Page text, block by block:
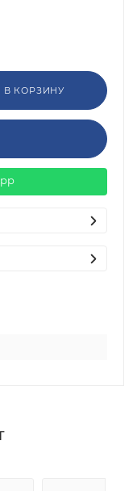
В КОРЗИНУ